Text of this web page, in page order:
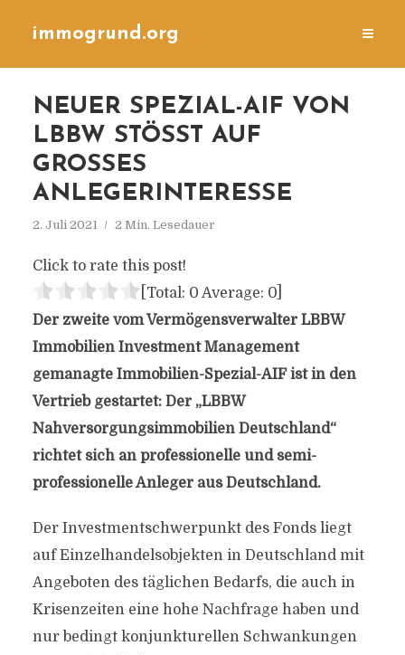
immogrund.org
NEUER SPEZIAL-AIF VON
LBBW STÖSST AUF G
ROSSES AN
LEGERINTERESSE
2. Juli 2021 2 Min. Lesedauer
Click to rate this post!
[Total: 0 Average: 0]
Der zweite vom Vermögensverwalter LBBW
Immobilien Investment Management
gemanagte Immobilien-Spezial-AIF ist in den
Vertrieb gestartet: Der „LBBW
Nahversorgungsimmobilien Deutschland“
richtet sich an professionelle und semi-
professionelle Anleger aus Deutschland.
Der Investmentschwerpunkt des Fonds liegt
auf Einzelhandelsobjekten in Deutschland mit
Angeboten des täglichen Bedarfs, die auch in
Krisenzeiten eine hohe Nachfrage haben und
nur bedingt konjunkturellen Schwankungen